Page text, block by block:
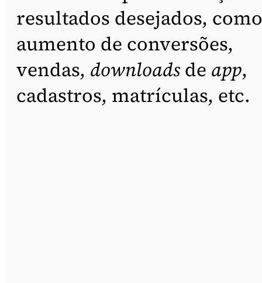
resultados desejados, como
aumento de conversões,
vendas, downloadsde app,
cadastros, matrículas, etc.